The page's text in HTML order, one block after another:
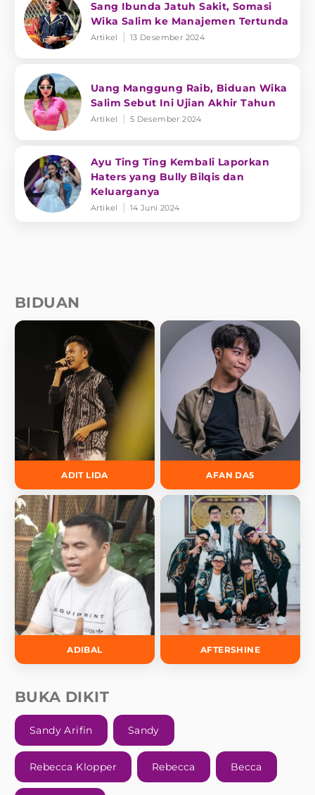
Sang Ibunda Jatuh Sakit, Somasi
Wika Salim ke Manajemen Tertunda
Artikel 13 Desember 2024
Uang Manggung Raib, Biduan Wika
Salim Sebut Ini Ujian Akhir Tahun
Artikel 5 Desember 2024
Ayu Ting Ting Kembali Laporkan
Haters yang Bully Bilqis dan
Keluarganya
Artikel 14 Juni 2024
BIDUAN
ADIT LIDA AFAN DA5
ADIBAL AFTERSHINE
BUKA DIKIT
Sandy Arifin Sandy
Rebecca Klopper Rebecca Becca